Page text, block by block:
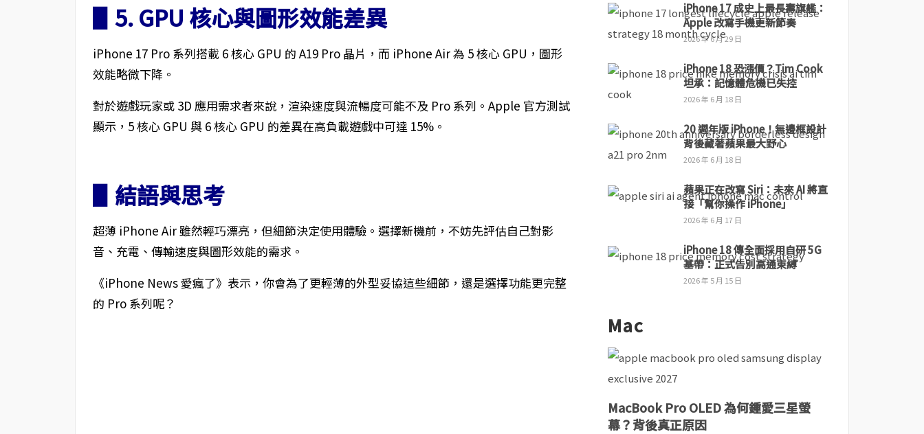
▋5. GPU 核心與圖形效能差異
iPhone 17 Pro 系列搭載 6 核心 GPU 的 A19 Pro 晶片，而 iPhone Air 為 5 核心 GPU，圖形
效能略微下降。
對於遊戲玩家或 3D 應用需求者來說，渲染速度與流暢度可能不及 Pro 系列。Apple 官方測試
顯示，5 核心 GPU 與 6 核心 GPU 的差異在高負載遊戲中可達 15%。
▋結語與思考
超薄 iPhone Air 雖然輕巧漂亮，但細節決定使用體驗。選擇新機前，不妨先評估自己對影
音、充電、傳輸速度與圖形效能的需求。
《iPhone News 愛瘋了》表示，你會為了更輕薄的外型妥協這些細節，還是選擇功能更完整
的 Pro 系列呢？
iPhone 17 成史上最長壽旗艦：
Apple 改寫手機更新節奏
2026 年 6 月 29 日
iPhone 18 恐漲價？Tim Cook
坦承：記憶體危機已失控
2026 年 6 月 18 日
20 週年版 iPhone！無邊框設計
背後藏著蘋果最大野心
2026 年 6 月 18 日
蘋果正在改寫 Siri：未來 AI 將直
接「幫你操作 iPhone」
2026 年 6 月 17 日
iPhone 18 傳全面採用自研 5G
基帶：正式告別高通束縛
2026 年 5 月 15 日
Mac
MacBook Pro OLED 為何鍾愛三星螢
幕？背後真正原因